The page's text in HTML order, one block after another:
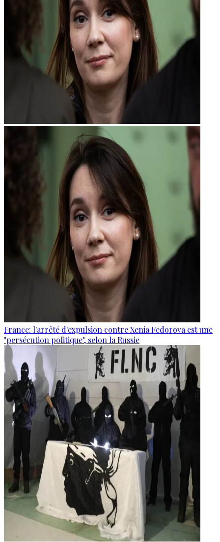
France: l'arrêté d'expulsion contre Xenia Fedorova est une
"persécution politique", selon la Russie